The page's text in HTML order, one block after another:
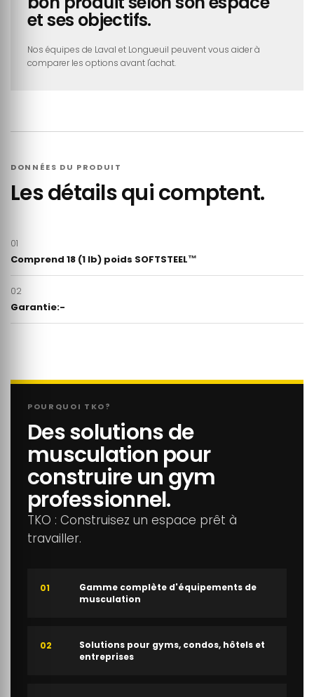
et ses objectifs.
Nos équipes de Laval et Longueuil peuvent vous aider à
comparer les options avant l'achat.
DONNÉES DU PRODUIT
Les détails qui comptent.
01
Comprend 18 (1 lb) poids SOFTSTEEL™
02
Garantie:-
POURQUOI TKO?
Des solutions de
musculation pour
construire un gym
professionnel.
TKO : Construisez un espace prêt à
travailler.
01
Gamme complète d'équipements de
musculation
02
Solutions pour gyms, condos, hôtels et
entreprises